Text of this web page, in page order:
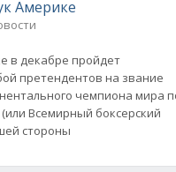
Америке
в декабре пройдет
претендентов на звание
чемпиона мира
(или Всемирный боксерский
стороны